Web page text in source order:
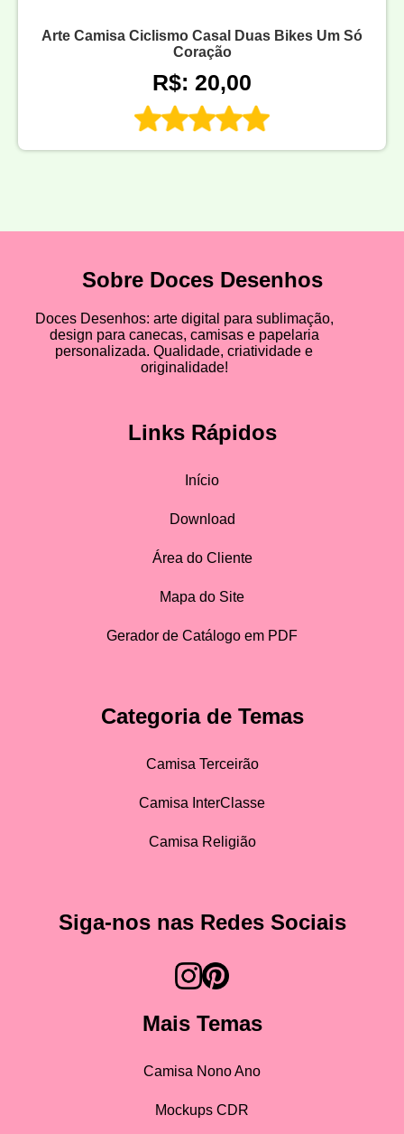
Arte Camisa Ciclismo Casal Duas Bikes Um Só
Coração
R$: 20,00
Sobre Doces Desenhos
Doces Desenhos: arte digital para sublimação,
design para canecas, camisas e papelaria
personalizada. Qualidade, criatividade e
originalidade!
Links Rápidos
Início
Download
Área do Cliente
Mapa do Site
Gerador de Catálogo em PDF
Categoria de Temas
Camisa Terceirão
Camisa InterClasse
Camisa Religião
Siga-nos nas Redes Sociais
Mais Temas
Camisa Nono Ano
Mockups CDR